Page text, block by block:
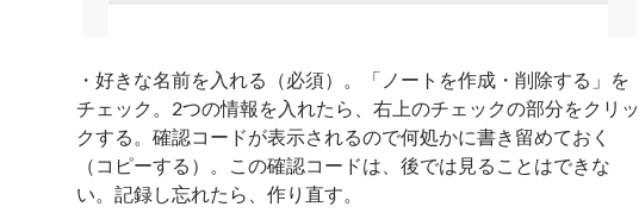
・好きな名前を入れる（必須）。「ノートを作成・削除する」を
チェック。2つの情報を入れたら、右上のチェックの部分をクリッ
クする。確認コードが表示されるので何処かに書き留めておく
（コピーする）。この確認コードは、後では見ることはできな
い。記録し忘れたら、作り直す。